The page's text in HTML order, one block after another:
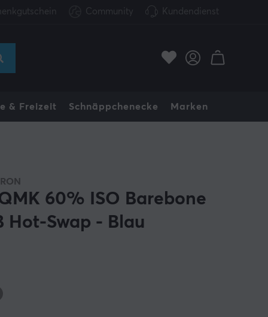
Community Kundendienst
& Freizeit Schnäppchenecke Marken
QMK 60% ISO Barebone
Hot-Swap - Blau